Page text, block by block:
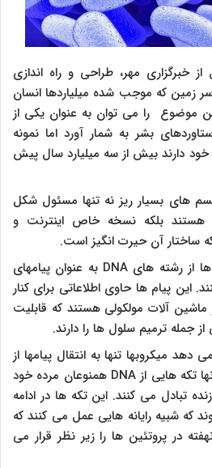
خبرگزاری مهر، طراحی و راه اندازی
زمین که موجب شده میلیاردها انسان
این موضوع را می توان به عنوان یکی از
بشر به شمار آورد اما نمونه
دارند بیش از سه میلیارد سال پیش
های بسیار ریز نه تنها مسئول شکل
بلکه نسخه خاص اینترنت و
ساختار آن حیرت انگیز است.
از رشته های DNA به عنوان پیامهای
این پیام ها حاوی اطلاعاتی برای کنار
ماشین آلات مولکولی هستند که قابلیت
ترمیم سلول ها را دارند.
میکروبها تنها به انتقال پیامها از
تکه هایی از DNA همنوعان مرده خود
تبادل می کنند. این تکه ها در ادامه
که شبیه رایانه هایی عمل می کنند که
در پروتئین ها را زیر نظر قرار می